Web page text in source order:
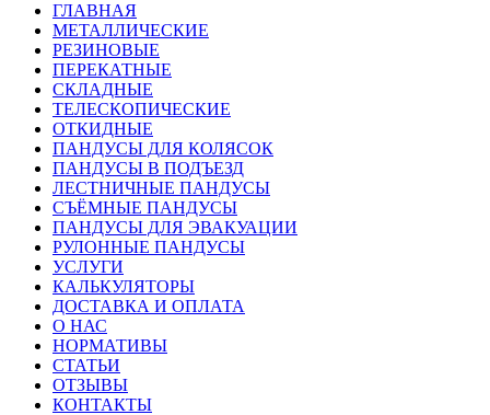
ГЛАВНАЯ
МЕТАЛЛИЧЕСКИЕ
РЕЗИНОВЫЕ
ПЕРЕКАТНЫЕ
СКЛАДНЫЕ
ТЕЛЕСКОПИЧЕСКИЕ
ОТКИДНЫЕ
ПАНДУСЫ ДЛЯ КОЛЯСОК
ПАНДУСЫ В ПОДЪЕЗД
ЛЕСТНИЧНЫЕ ПАНДУСЫ
СЪЁМНЫЕ ПАНДУСЫ
ПАНДУСЫ ДЛЯ ЭВАКУАЦИИ
РУЛОННЫЕ ПАНДУСЫ
УСЛУГИ
КАЛЬКУЛЯТОРЫ
ДОСТАВКА И ОПЛАТА
О НАС
НОРМАТИВЫ
СТАТЬИ
ОТЗЫВЫ
КОНТАКТЫ